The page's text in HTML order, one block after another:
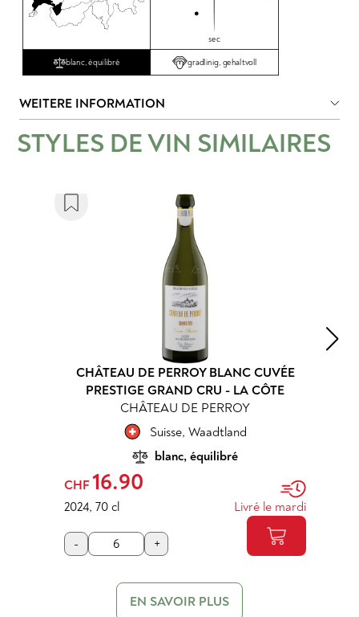
sec
blanc, équilibré gradlinig, gehaltvoll
WEITERE INFORMATION
STYLES DE VIN SIMILAIRES
CHÂTEAU DE PERROY BLANC CUVÉE
PRESTIGE GRAND CRU - LA CÔTE
CHÂTEAU DE PERROY
Suisse, Waadtland
blanc, équilibré
CHF 16.90
2024, 70 cl Livré le mardi
- +
EN SAVOIR PLUS